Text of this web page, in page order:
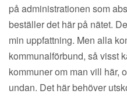
på administrationen som
beställer det här på nätet.
min uppfattning. Men alla
kommunalförbund, så visst
kommuner om man vill här,
undan. Det här behöver